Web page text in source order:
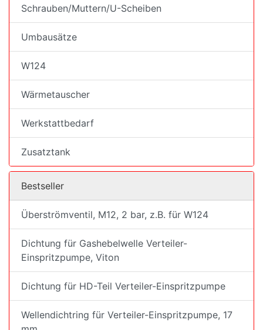
Schrauben/Muttern/U-Scheiben
Umbausätze
W124
Wärmetauscher
Werkstattbedarf
Zusatztank
Bestseller
Überströmventil, M12, 2 bar, z.B. für W124
Dichtung für Gashebelwelle Verteiler-
Einspritzpumpe, Viton
Dichtung für HD-Teil Verteiler-Einspritzpumpe
Wellendichtring für Verteiler-Einspritzpumpe, 17